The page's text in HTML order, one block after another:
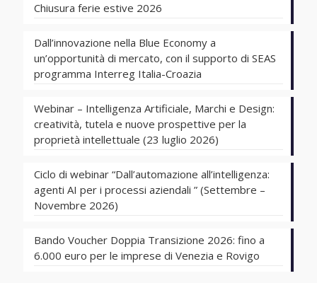
Chiusura ferie estive 2026
Dall’innovazione nella Blue Economy a
un’opportunità di mercato, con il supporto di SEAS
programma Interreg Italia-Croazia
Webinar – Intelligenza Artificiale, Marchi e Design:
creatività, tutela e nuove prospettive per la
proprietà intellettuale (23 luglio 2026)
Ciclo di webinar “Dall’automazione all’intelligenza:
agenti AI per i processi aziendali ” (Settembre –
Novembre 2026)
Bando Voucher Doppia Transizione 2026: fino a
6.000 euro per le imprese di Venezia e Rovigo